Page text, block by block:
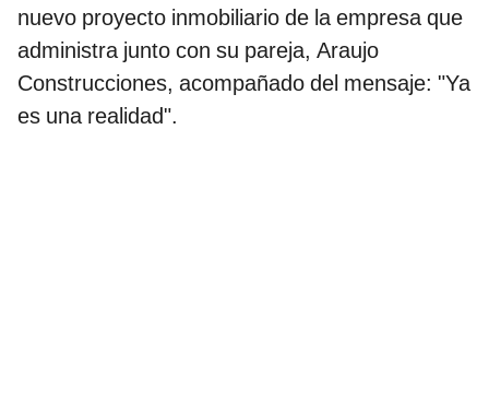
nuevo proyecto inmobiliario de la empresa que
administra junto con su pareja, Araujo
Construcciones, acompañado del mensaje: "Ya
es una realidad".